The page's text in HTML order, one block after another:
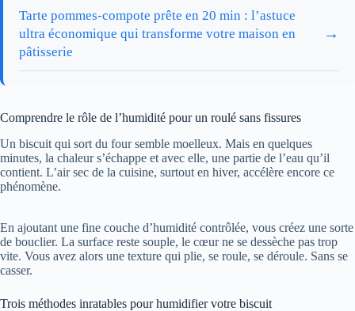
Tarte pommes-compote prête en 20 min : l’astuce
ultra économique qui transforme votre maison en
pâtisserie
→
Comprendre le rôle de l’humidité pour un roulé sans fissures
Un biscuit qui sort du four semble moelleux. Mais en quelques
minutes, la chaleur s’échappe et avec elle, une partie de l’eau qu’il
contient. L’air sec de la cuisine, surtout en hiver, accélère encore ce
phénomène.
En ajoutant une fine couche d’humidité contrôlée, vous créez une sorte
de bouclier. La surface reste souple, le cœur ne se dessèche pas trop
vite. Vous avez alors une texture qui plie, se roule, se déroule. Sans se
casser.
Trois méthodes inratables pour humidifier votre biscuit